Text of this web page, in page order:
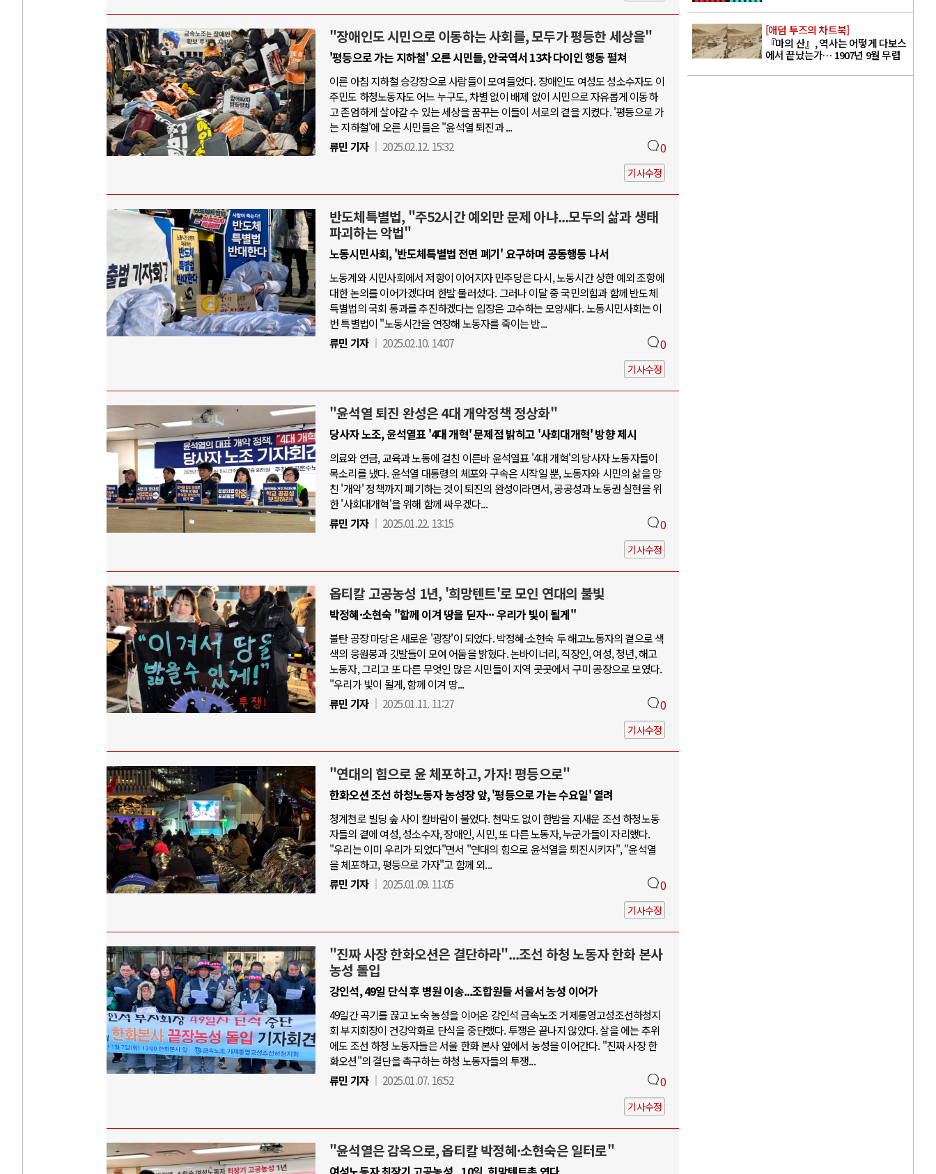
"장애인도 시민으로 이동하는 사회를, 모두가 평등한 세상을"
'평등으로 가는 지하철' 오른 시민들, 안국역서 13차 다이인 행동 펼쳐
이른 아침 지하철 승강장으로 사람들이 모여들었다. 장애인도 여성도 성소수자도 이
주민도 하청노동자도 어느 누구도, 차별 없이 배제 없이 시민으로 자유롭게 이동하
고 존엄하게 살아갈 수 있는 세상을 꿈꾸는 이들이 서로의 곁을 지켰다. '평등으로 가
는 지하철'에 오른 시민들은 "윤석열 퇴진과 ...
류민 기자
2025.02.12. 15:32 0
기사수정
반도체특별법, "주52시간 예외만 문제 아냐...모두의 삶과 생태
파괴하는 악법"
노동시민사회, '반도체특별법 전면 폐기' 요구하며 공동행동 나서
노동계와 시민사회에서 저항이 이어지자 민주당은 다시, 노동시간 상한 예외 조항에
대한 논의를 이어가겠다며 한발 물러섰다. 그러나 이달 중 국민의힘과 함께 반도체
특별법의 국회 통과를 추진하겠다는 입장은 고수하는 모양새다. 노동시민사회는 이
번 특별법이 "노동시간을 연장해 노동자를 죽이는 반...
류민 기자
2025.02.10. 14:07 0
기사수정
"윤석열 퇴진 완성은 4대 개악정책 정상화"
당사자 노조, 윤석열표 '4대 개혁' 문제점 밝히고 '사회대개혁' 방향 제시
의료와 연금, 교육과 노동에 걸친 이른바 윤석열표 '4대 개혁'의 당사자 노동자들이
목소리를 냈다. 윤석열 대통령의 체포와 구속은 시작일 뿐, 노동자와 시민의 삶을 망
친 '개악' 정책까지 폐기하는 것이 퇴진의 완성이라면서, 공공성과 노동권 실현을 위
한 '사회대개혁'을 위해 함께 싸우겠다...
류민 기자
2025.01.22. 13:15 0
기사수정
옵티칼 고공농성 1년, '희망텐트'로 모인 연대의 불빛
박정혜·소현숙 "함께 이겨 땅을 딛자··· 우리가 빛이 될게"
불탄 공장 마당은 새로운 '광장'이 되었다. 박정혜·소현숙 두 해고노동자의 곁으로 색
색의 응원봉과 깃발들이 모여 어둠을 밝혔다. 논바이너리, 직장인, 여성, 청년, 해고
노동자, 그리고 또 다른 무엇인 많은 시민들이 지역 곳곳에서 구미 공장으로 모였다.
"우리가 빛이 될게, 함께 이겨 땅...
류민 기자
2025.01.11. 11:27 0
기사수정
"연대의 힘으로 윤 체포하고, 가자! 평등으로"
한화오션 조선 하청노동자 농성장 앞, '평등으로 가는 수요일' 열려
청계천로 빌딩 숲 사이 칼바람이 불었다. 천막도 없이 한밤을 지새운 조선 하청노동
자들의 곁에 여성, 성소수자, 장애인, 시민, 또 다른 노동자, 누군가들이 자리했다.
"우리는 이미 우리가 되었다"면서 "연대의 힘으로 윤석열을 퇴진시키자", "윤석열
을 체포하고, 평등으로 가자"고 함께 외...
류민 기자
2025.01.09. 11:05 0
기사수정
"진짜 사장 한화오션은 결단하라"...조선 하청 노동자 한화 본사
농성 돌입
강인석, 49일 단식 후 병원 이송...조합원들 서울서 농성 이어가
49일간 곡기를 끊고 노숙 농성을 이어온 강인석 금속노조 거제통영고성조선하청지
회 부지회장이 건강악화로 단식을 중단했다. 투쟁은 끝나지 않았다. 살을 에는 추위
에도 조선 하청 노동자들은 서울 한화 본사 앞에서 농성을 이어간다. "진짜 사장 한
화오션"의 결단을 촉구하는 하청 노동자들의 투쟁...
류민 기자
2025.01.07. 16:52 0
기사수정
"윤석열은 감옥으로, 옵티칼 박정혜·소현숙은 일터로"
[애덤 투즈의 차트북]
『마의 산』, 역사는 어떻게 다보스
에서 끝났는가… 1907년 9월 무렵